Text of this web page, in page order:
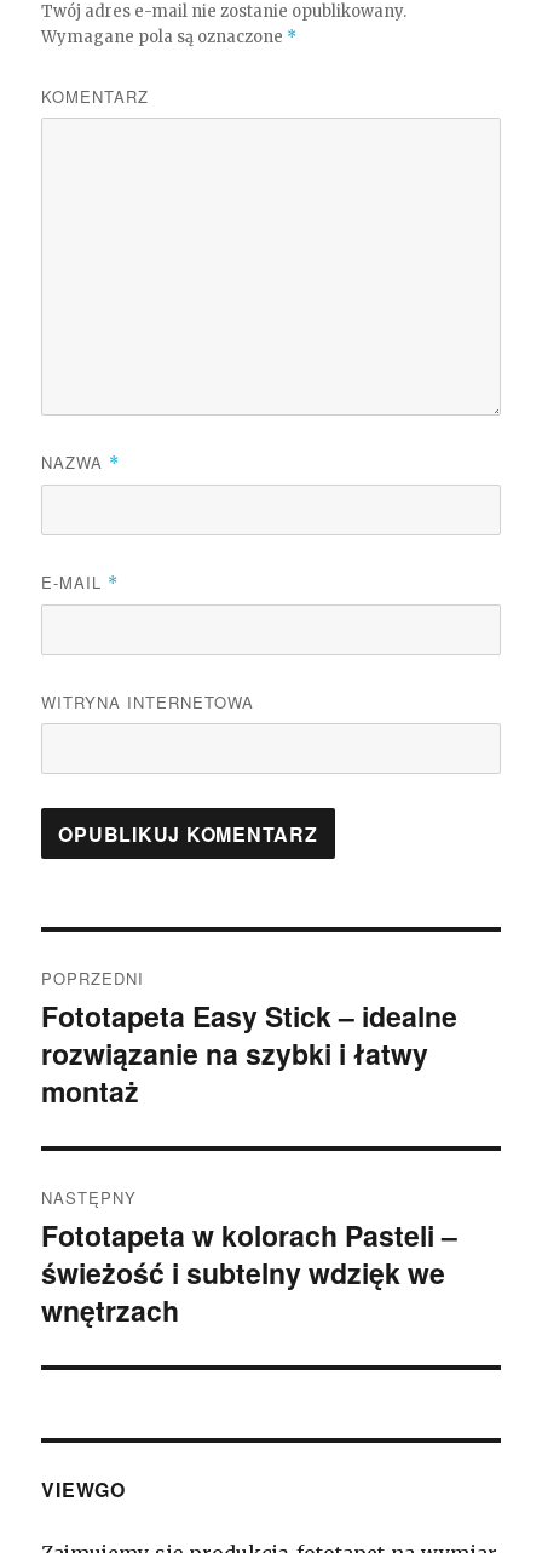
Twój adres e-mail nie zostanie opublikowany.
Wymagane pola są oznaczone *
KOMENTARZ
NAZWA *
E-MAIL *
WITRYNA INTERNETOWA
wpisu
POPRZEDNI
Poprzedni
wpis:
Fototapeta Easy Stick – idealne
rozwiązanie na szybki i łatwy
montaż
NASTĘPNY
Następny
wpis:
Fototapeta w kolorach Pasteli –
świeżość i subtelny wdzięk we
wnętrzach
VIEWGO